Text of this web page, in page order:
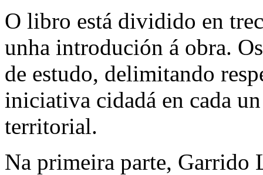
O libro está dividido en
unha introdución á obra.
de estudo, delimitando
iniciativa cidadá en cada
territorial.
Na primeira parte, Garrido